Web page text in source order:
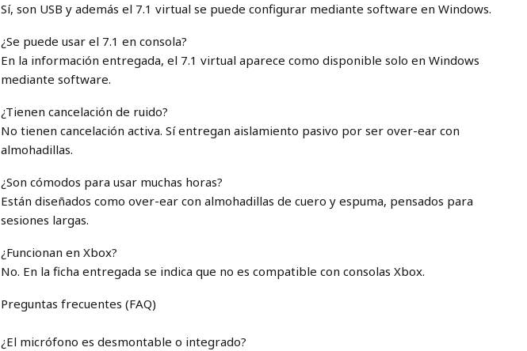
Sí, son USB y además el 7.1 virtual se puede configurar mediante software en Windows.
¿Se puede usar el 7.1 en consola?
En la información entregada, el 7.1 virtual aparece como disponible solo en Windows
mediante software.
¿Tienen cancelación de ruido?
No tienen cancelación activa. Sí entregan aislamiento pasivo por ser over-ear con
almohadillas.
¿Son cómodos para usar muchas horas?
Están diseñados como over-ear con almohadillas de cuero y espuma, pensados para
sesiones largas.
¿Funcionan en Xbox?
No. En la ficha entregada se indica que no es compatible con consolas Xbox.
Preguntas frecuentes (FAQ)
¿El micrófono es desmontable o integrado?